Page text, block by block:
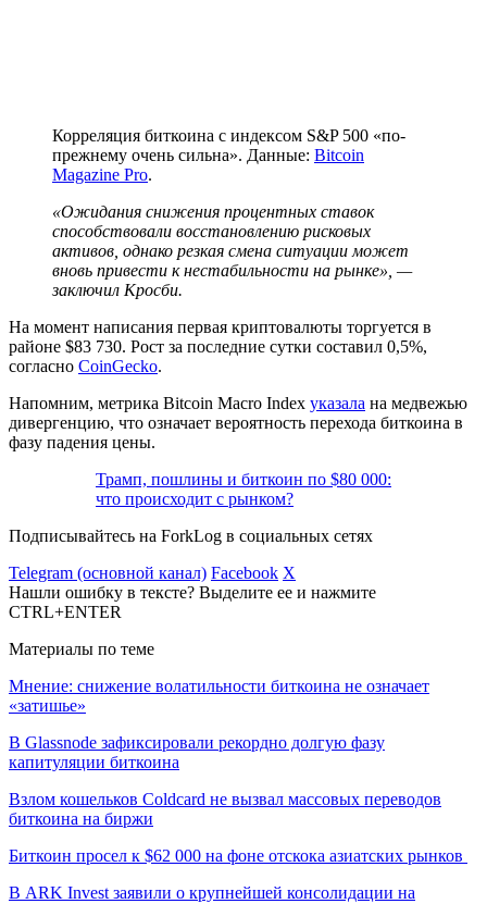
Корреляция биткоина с индексом S&P 500 «по-
прежнему очень сильна». Данные: Bitcoin
Magazine Pro.
«Ожидания снижения процентных ставок
способствовали восстановлению рисковых
активов, однако резкая смена ситуации может
вновь привести к нестабильности на рынке», —
заключил Кросби.
На момент написания первая криптовалюты торгуется в
районе $83 730. Рост за последние сутки составил 0,5%,
согласно CoinGecko.
Напомним, метрика Bitcoin Macro Index указала на медвежью
дивергенцию, что означает вероятность перехода биткоина в
фазу падения цены.
Трамп, пошлины и биткоин по $80 000:
что происходит с рынком?
Подписывайтесь на ForkLog в социальных сетях
Telegram (основной канал) Facebook X
Нашли ошибку в тексте? Выделите ее и нажмите
CTRL+ENTER
Материалы по теме
Мнение: снижение волатильности биткоина не означает
«затишье»
В Glassnode зафиксировали рекордно долгую фазу
капитуляции биткоина
Взлом кошельков Coldcard не вызвал массовых переводов
биткоина на биржи
Биткоин просел к $62 000 на фоне отскока азиатских рынков
В ARK Invest заявили о крупнейшей консолидации на